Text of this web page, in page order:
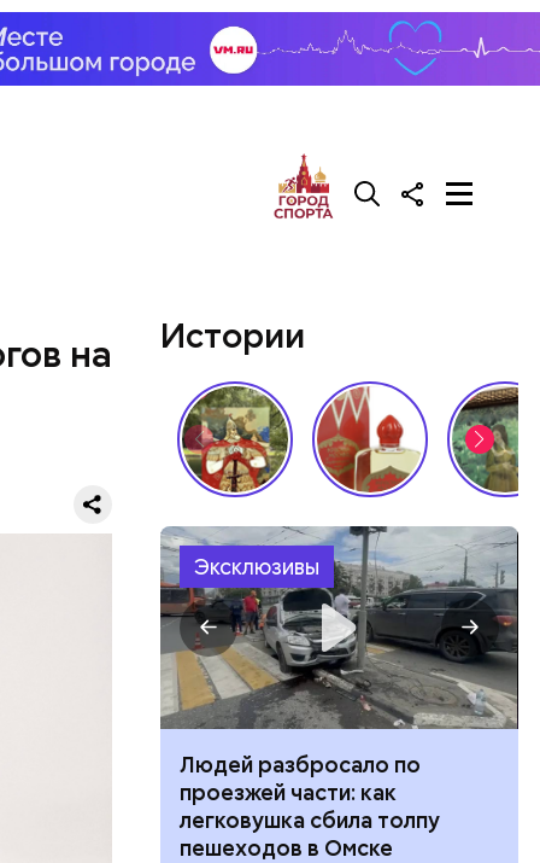
на
часть
13
Истории
Эксклюзивы
поможет ли
сбросить
Людей разбросало по
проезжей части: как
легковушка сбила толпу
пешеходов в Омске